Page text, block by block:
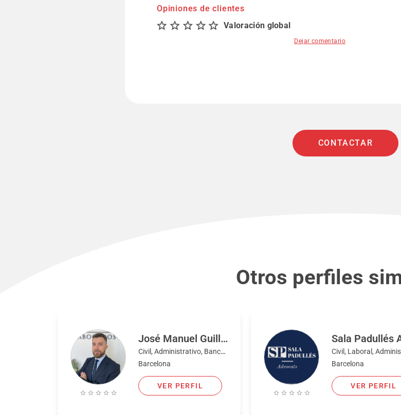
Opiniones de clientes
Valoración global
Dejar comentario
CONTACTAR
Otros perfiles
José Manuel Guilló Buendía
Civil, Administrativo, Bancario, Familia, Fiscal, Penal
Barcelona
VER PERFIL
Barcelona
VER PERFIL